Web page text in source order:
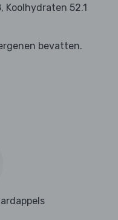
Koolhydraten 52.1
bevatten.